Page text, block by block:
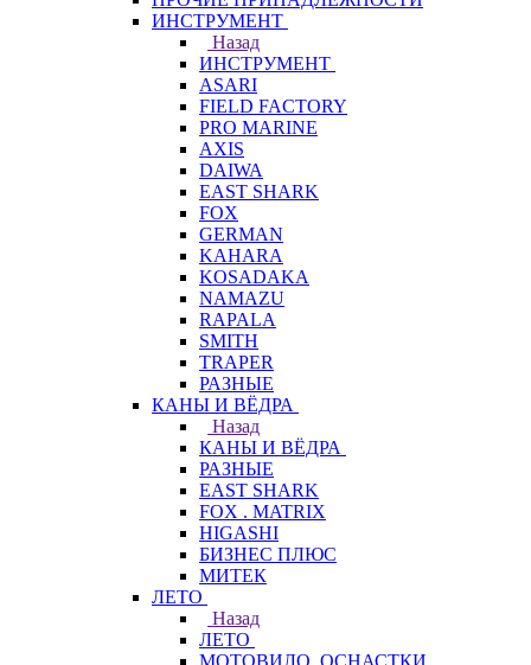
ИНСТРУМЕНТ
Назад
ИНСТРУМЕНТ
ASARI
FIELD FACTORY
PRO MARINE
AXIS
DAIWA
EAST SHARK
FOX
GERMAN
KAHARA
KOSADAKA
NAMAZU
RAPALA
SMITH
TRAPER
РАЗНЫЕ
КАНЫ И ВЁДРА
Назад
КАНЫ И ВЁДРА
РАЗНЫЕ
EAST SHARK
FOX . MATRIX
HIGASHI
БИЗНЕС ПЛЮС
МИТЕК
ЛЕТО
Назад
ЛЕТО
МОТОВИЛО ,ОСНАСТКИ